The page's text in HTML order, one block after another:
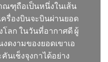
ณฑุถือเป็นหนึ่งในเส้น
ครื่องบินจะบินผ่านยอด
โลก ในวันที่อากาศดี ผู้
ดงามของยอดเขาเอ
นเช็งจุงกาได้อย่าง